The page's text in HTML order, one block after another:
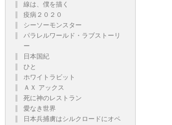
線は、僕を描く
疫病２０２０
シーソーモンスター
パラレルワールド・ラブストーリ
ー
日本国紀
ひと
ホワイトラビット
ＡＸ アックス
死に神のレストラン
愛なき世界
日本兵捕虜はシルクロードにオペ